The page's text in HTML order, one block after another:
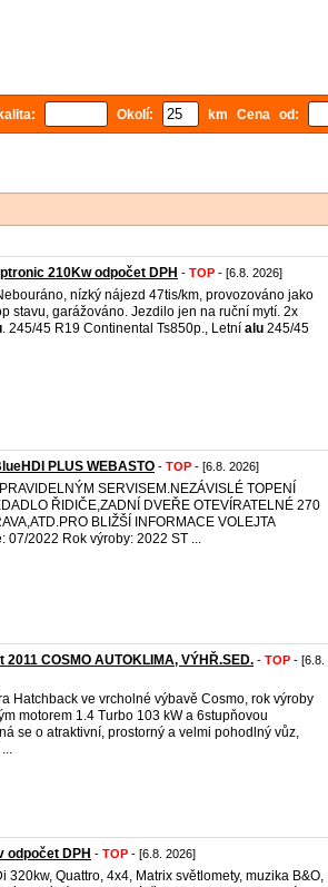
Okolí: km Cena od:
210Kw odpočet DPH - TOP - [6.8. 2026]
nízký nájezd 47tis/km, provozováno jako
stavu, garážováno. Jezdilo jen na ruční mytí. 2x
. 245/45 R19 Continental Ts850p., Letní alu 245/45
PLUS WEBASTO - TOP - [6.8. 2026]
SERVISEM.NEZÁVISLÉ TOPENÍ
ŘIDIČE,ZADNÍ DVEŘE OTEVÍRATELNÉ 270
BLIŽŠÍ INFORMACE VOLEJTA
07/2022 Rok výroby: 2022 ST ...
COSMO AUTOKLIMA, VÝHŘ.SED. - TOP - [6.8.
Hatchback ve vrcholné výbavě Cosmo, rok výroby
motorem 1.4 Turbo 103 kW a 6stupňovou
se o atraktivní, prostorný a velmi pohodlný vůz,
odpočet DPH - TOP - [6.8. 2026]
320kw, Quattro, 4x4, Matrix světlomety, muzika B&O,